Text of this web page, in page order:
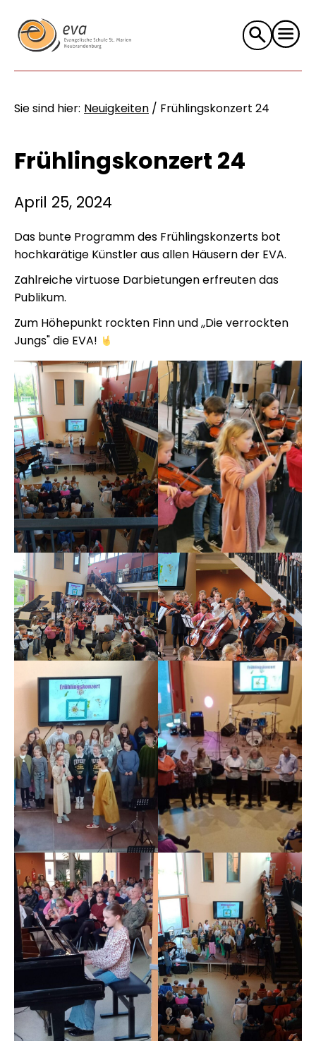
Suche
nach:
Sie sind hier: Neuigkeiten / Frühlingskonzert 24
Frühlingskonzert 24
April 25, 2024
Das bunte Programm des Frühlingskonzerts bot
hochkarätige Künstler aus allen Häusern der EVA.
Zahlreiche virtuose Darbietungen erfreuten das
Publikum.
Zum Höhepunkt rockten Finn und ,,Die verrockten
Jungs" die EVA!